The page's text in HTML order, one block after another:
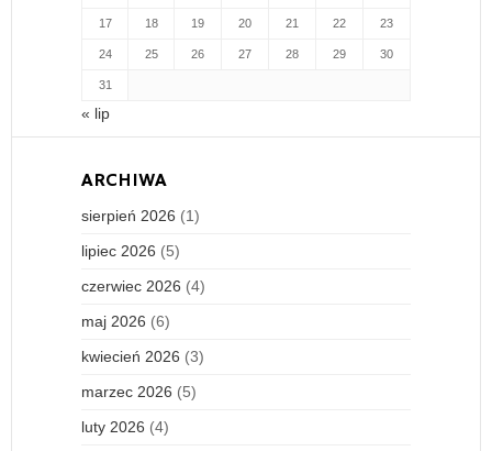
17 18 19 20 21 22 23
24 25 26 27 28 29 30
31
« lip
ARCHIWA
sierpień 2026 (1)
lipiec 2026 (5)
czerwiec 2026 (4)
maj 2026 (6)
kwiecień 2026 (3)
marzec 2026 (5)
luty 2026 (4)